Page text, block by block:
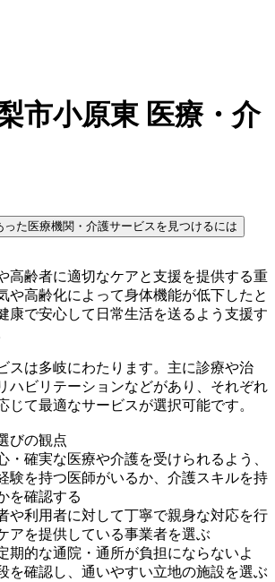
市小原東 医療・介
った医療機関・介護サービスを見つけるには
高齢者に適切なケアと支援を提供する重
や高齢化によって身体機能が低下したと
康で安心して日常生活を送るよう支援す
スは多岐にわたります。主に診療や治
ハビリテーションなどがあり、それぞれ
じて最適なサービスが選択可能です。
びの観点
・確実な医療や介護を受けられるよう、
験を持つ医師がいるか、介護スキルを持
を確認する
や利用者に対して丁寧で親身な対応を行
アを提供している事業者を選ぶ
期的な通院・通所が負担にならないよ
を確認し、通いやすい立地の施設を選ぶ